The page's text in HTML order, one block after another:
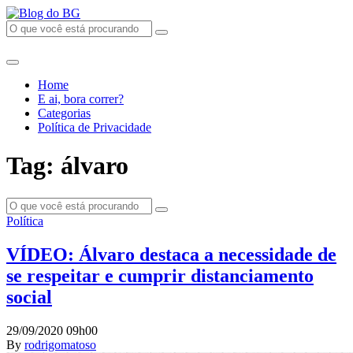
Home
E ai, bora correr?
Categorias
Política de Privacidade
Tag: álvaro
Política
VÍDEO: Álvaro destaca a necessidade de
se respeitar e cumprir distanciamento
social
29/09/2020 09h00
By rodrigomatoso